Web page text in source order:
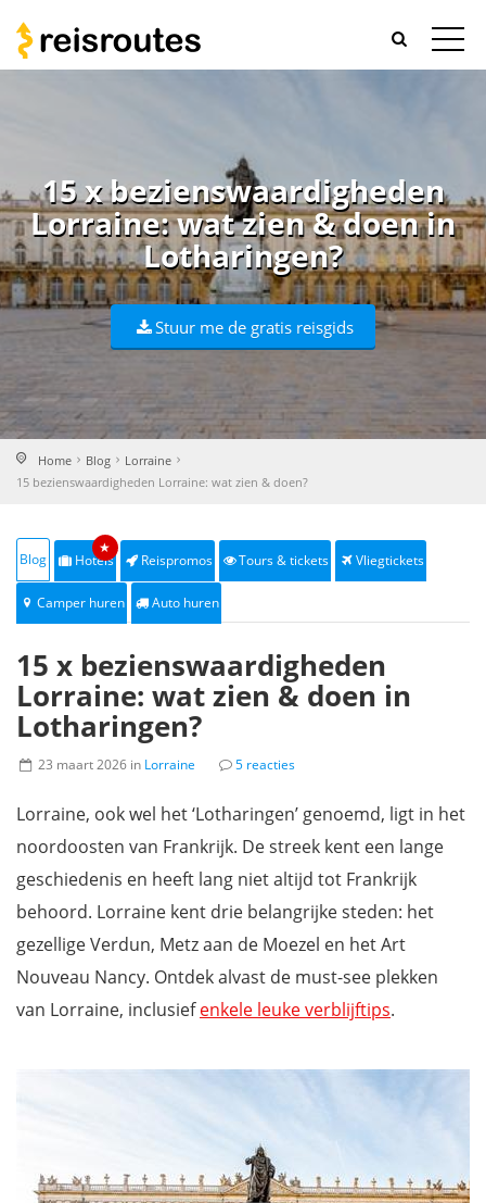
15 x bezienswaardigheden
Lorraine: wat zien & doen in
Lotharingen?
Stuur me de gratis reisgids
Home Blog
Lorraine
15 bezienswaardigheden Lorraine: wat zien & doen?
Blog Hotels
★
Reispromos Tours & tickets Vliegtickets
Camper huren Auto huren
15 x bezienswaardigheden
Lorraine: wat zien & doen in
Lotharingen?
23 maart 2026 in Lorraine 5 reacties
Lorraine, ook wel het ‘Lotharingen’ genoemd, ligt in het
noordoosten van Frankrijk. De streek kent een lange
geschiedenis en heeft lang niet altijd tot Frankrijk
behoord. Lorraine kent drie belangrijke steden: het
gezellige Verdun, Metz aan de Moezel en het Art
Nouveau Nancy. Ontdek alvast de must-see plekken
van Lorraine, inclusiefenkele leuke verblijftips.